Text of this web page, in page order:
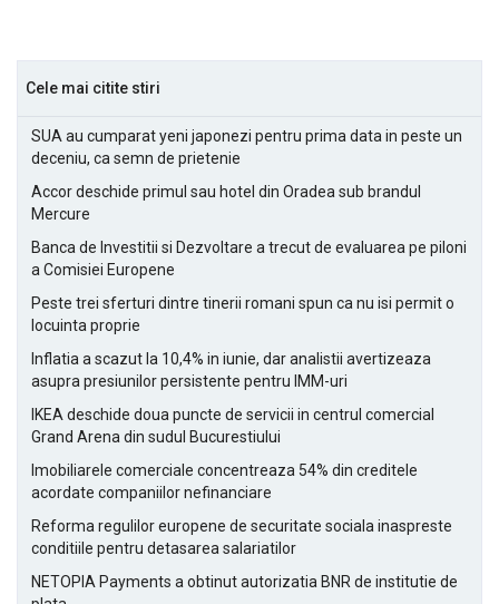
Cele mai citite stiri
SUA au cumparat yeni japonezi pentru prima data in peste un
deceniu, ca semn de prietenie
Accor deschide primul sau hotel din Oradea sub brandul
Mercure
Banca de Investitii si Dezvoltare a trecut de evaluarea pe piloni
a Comisiei Europene
Peste trei sferturi dintre tinerii romani spun ca nu isi permit o
locuinta proprie
Inflatia a scazut la 10,4% in iunie, dar analistii avertizeaza
asupra presiunilor persistente pentru IMM-uri
IKEA deschide doua puncte de servicii in centrul comercial
Grand Arena din sudul Bucurestiului
Imobiliarele comerciale concentreaza 54% din creditele
acordate companiilor nefinanciare
Reforma regulilor europene de securitate sociala inaspreste
conditiile pentru detasarea salariatilor
NETOPIA Payments a obtinut autorizatia BNR de institutie de